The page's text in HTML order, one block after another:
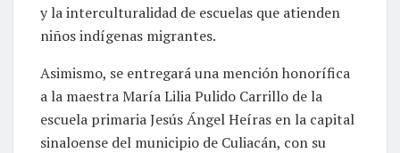
y la interculturalidad de escuelas que atienden
niños indígenas migrantes.
Asimismo, se entregará una mención honorífica
a la maestra María Lilia Pulido Carrillo de la
escuela primaria Jesús Ángel Heíras en la capital
sinaloense del municipio de Culiacán, con su